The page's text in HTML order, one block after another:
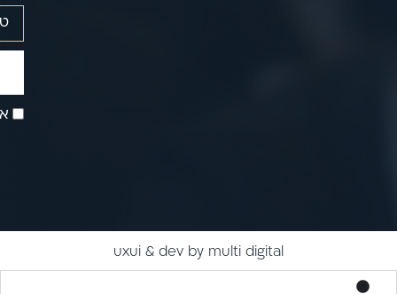
uxui & dev by multi digital